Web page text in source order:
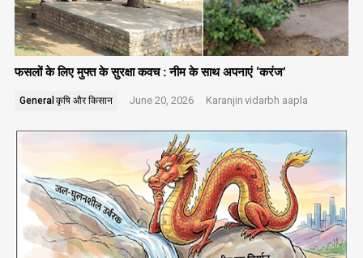
फसलों के लिए मुफ्त के सुरक्षा कवच : नीम के साथ अपनाएं ‘करंज’
General कृषि और किसान June 20, 2026 Karanjin vidarbh aapla